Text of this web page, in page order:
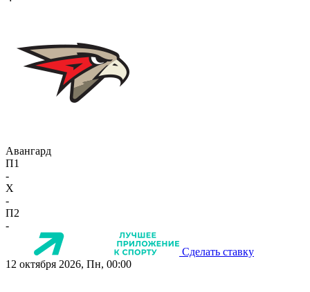
Авангард
П1
-
X
-
П2
-
Сделать ставку
12 октября 2026, Пн, 00:00